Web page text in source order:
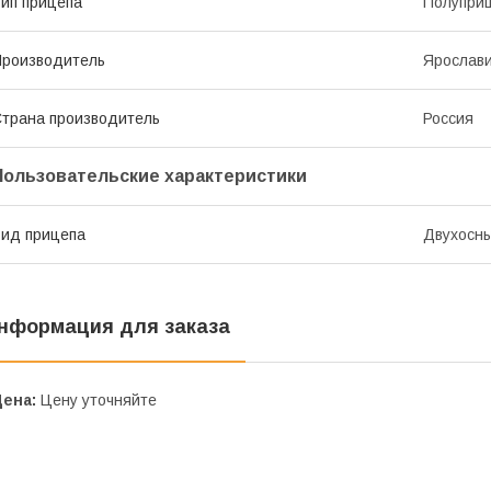
производитель Россия
характеристики
прицепа
для заказа
Цену уточняйте